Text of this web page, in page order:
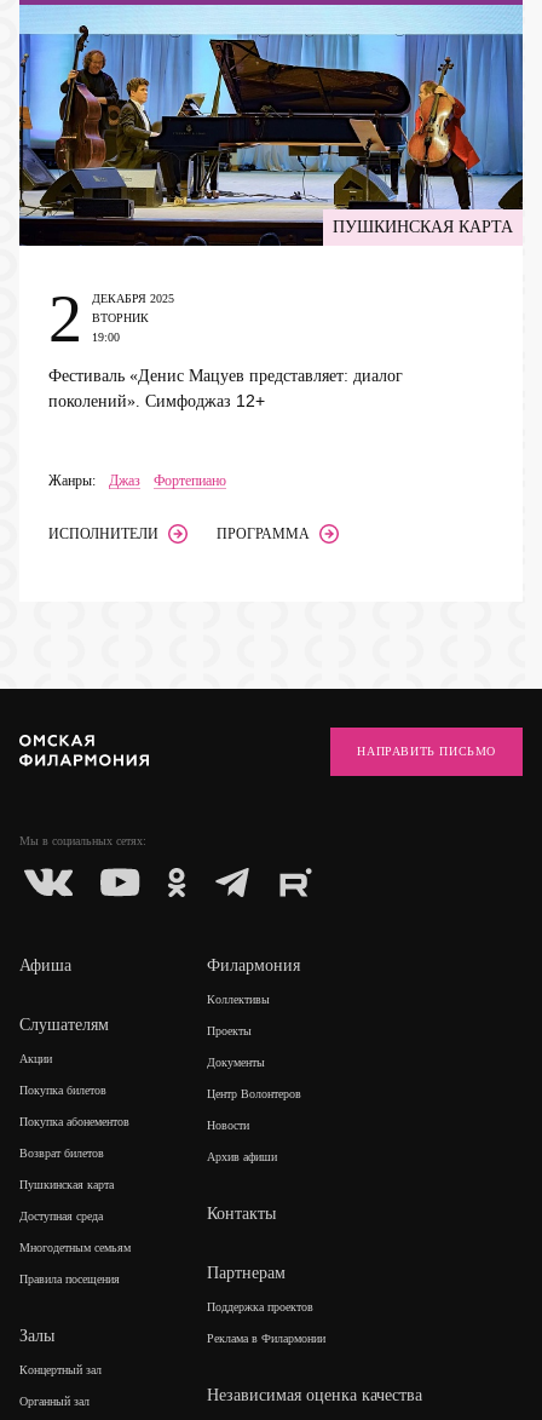
2
ДЕКАБРЯ 2025
ВТОРНИК
19:00
Фестиваль «Денис Мацуев представляет: диалог
поколений». Симфоджаз 12+
Жанры: Джаз Фортепиано
ИСПОЛНИТЕЛИ ПРОГРАММА
ПУШКИНСКАЯ КАРТА
Мы в социальных сетях:
НАПРАВИТЬ ПИСЬМО
Афиша
Слушателям
Акции
Покупка билетов
Покупка абонементов
Возврат билетов
Пушкинская карта
Доступная среда
Многодетным семьям
Правила посещения
Залы
Концертный зал
Органный зал
Филармония
Коллективы
Проекты
Документы
Центр Волонтеров
Новости
Архив афиши
Контакты
Партнерам
Поддержка проектов
Реклама в Филармонии
Независимая оценка качества